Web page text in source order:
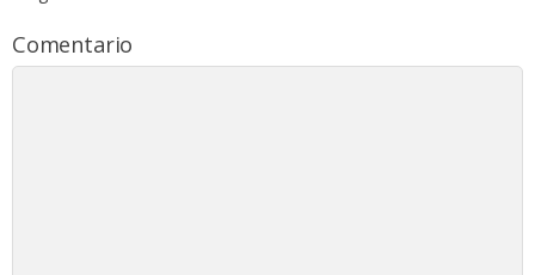
Comentario